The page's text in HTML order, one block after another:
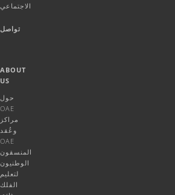
الاجتماعي
تواصل
ABOUT
US
حول
OAE
مراكز
وعُقد
OAE
المنسقون
الوطنيون
لتعليم
الفلك